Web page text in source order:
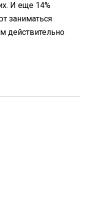
И еще 14%
заниматься
действительно